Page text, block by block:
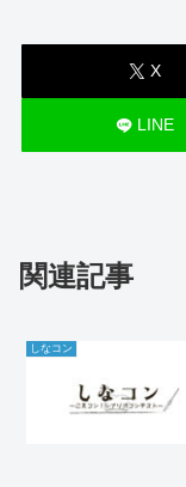
X
LINE
関連記事
しなコン